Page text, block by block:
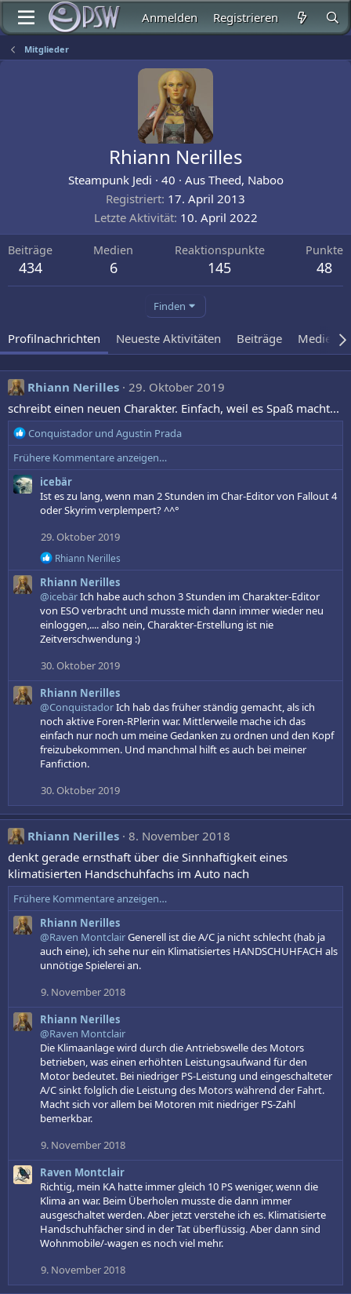
Anmelden Registrieren
Mitglieder
Rhiann Nerilles
Steampunk Jedi · 40 · Aus Theed, Naboo
Registriert 17. April 2013
Letzte Aktivität 10. April 2022
Beiträge
434
Medien
6
Reaktionspunkte
145
Punkte
48
Finden
Profilnachrichten Neueste Aktivitäten Beiträge Medien
Rhiann Nerilles 29. Oktober 2019
schreibt einen neuen Charakter. Einfach, weil es Spaß macht...
R
e
a
k
t
:
Conquistador und Agustin Prada
Frühere Kommentare anzeigen…
icebär
Ist es zu lang, wenn man 2 Stunden im Char-Editor von Fallout 4
oder Skyrim verplempert? ^^°
29. Oktober 2019
R
e
a
k
t
i
o
n
n
:
Rhiann Nerilles
Rhiann Nerilles
@icebärIch habe auch schon 3 Stunden im Charakter-Editor
von ESO verbracht und musste mich dann immer wieder neu
einloggen,.... also nein, Charakter-Erstellung ist nie
Zeitverschwendung :)
30. Oktober 2019
Rhiann Nerilles
@ConquistadorIch hab das früher ständig gemacht, als ich
noch aktive Foren-RPlerin war. Mittlerweile mache ich das
einfach nur noch um meine Gedanken zu ordnen und den Kopf
freizubekommen. Und manchmal hilft es auch bei meiner
Fanfiction.
30. Oktober 2019
Rhiann Nerilles 8. November 2018
denkt gerade ernsthaft über die Sinnhaftigkeit eines
klimatisierten Handschuhfachs im Auto nach
Frühere Kommentare anzeigen…
Rhiann Nerilles
@Raven MontclairGenerell ist die A/C ja nicht schlecht (hab ja
auch eine), ich sehe nur ein Klimatisiertes HANDSCHUHFACH als
unnötige Spielerei an.
9. November 2018
Rhiann Nerilles
@Raven Montclair
Die Klimaanlage wird durch die Antriebswelle des Motors
betrieben, was einen erhöhten Leistungsaufwand für den
Motor bedeutet. Bei niedriger PS-Leistung und eingeschalteter
A/C sinkt folglich die Leistung des Motors während der Fahrt.
Macht sich vor allem bei Motoren mit niedriger PS-Zahl
bemerkbar.
9. November 2018
Raven Montclair
Richtig, mein KA hatte immer gleich 10 PS weniger, wenn die
Klima an war. Beim Überholen musste die dann immer
ausgeschaltet werden. Aber jetzt verstehe ich es. Klimatisierte
Handschuhfächer sind in der Tat überflüssig. Aber dann sind
Wohnmobile/-wagen es noch viel mehr.
9. November 2018